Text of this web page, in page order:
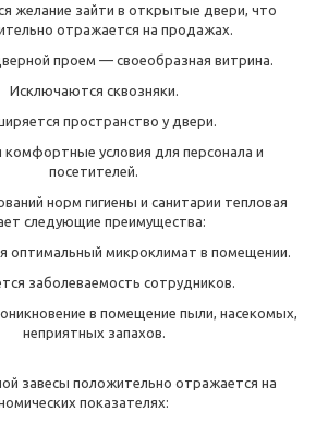
желание зайти в открытые двери, что
отражается на продажах.
проем — своеобразная витрина.
Исключаются сквозняки.
пространство у двери.
условия для персонала и
посетителей.
норм гигиены и санитарии тепловая
следующие преимущества:
оптимальный микроклимат в помещении.
заболеваемость сотрудников.
в помещение пыли, насекомых,
неприятных запахов.
завесы положительно отражается на
показателях: